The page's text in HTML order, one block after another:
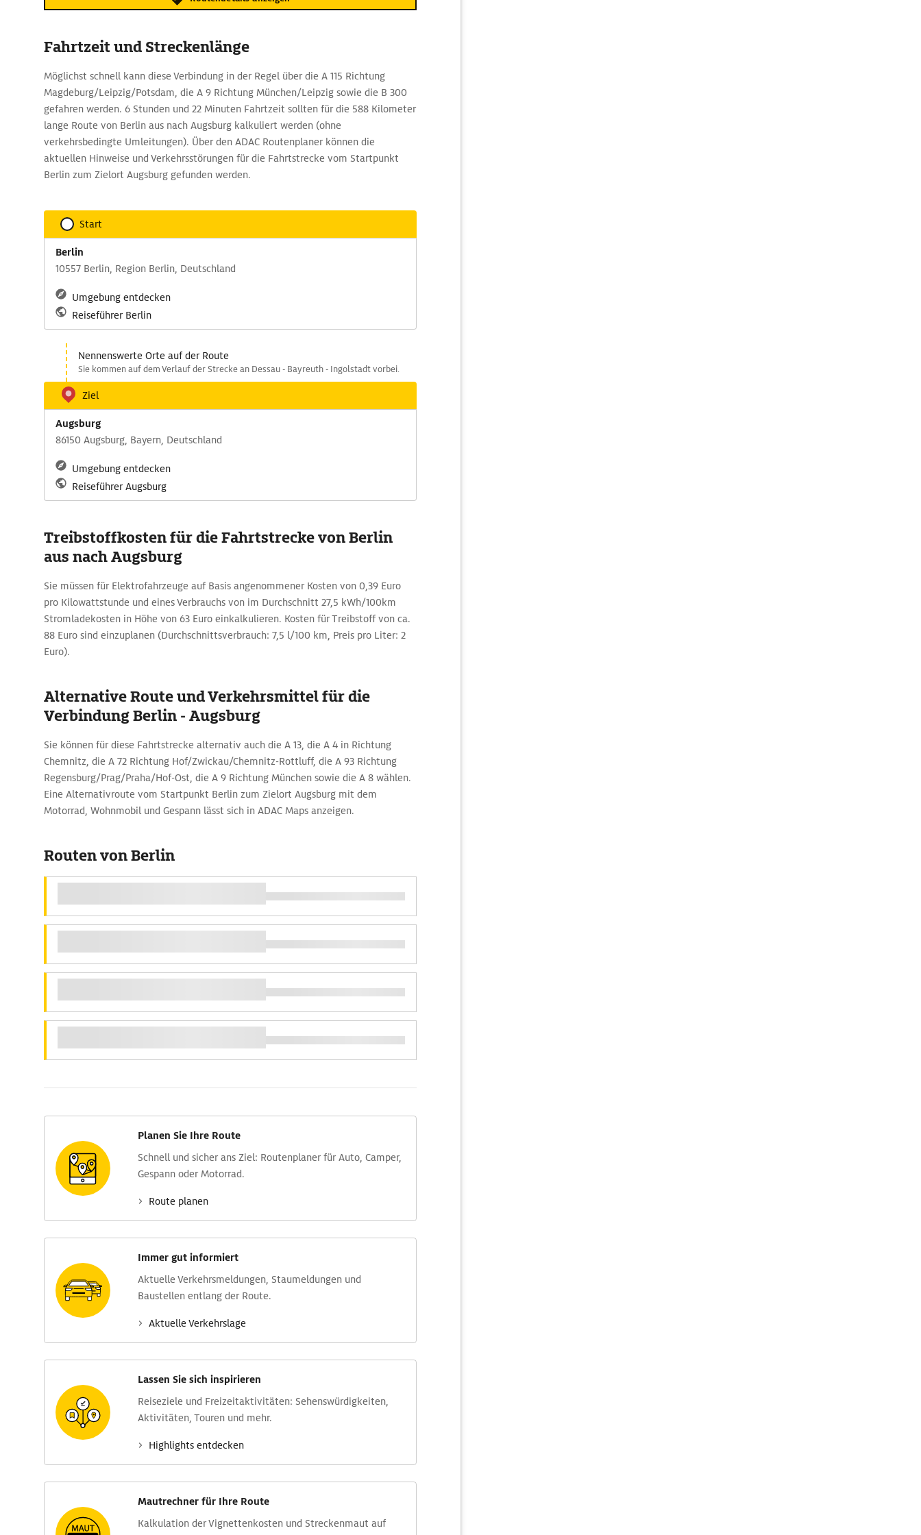
Fahrtzeit und Streckenlänge
Möglichst schnell kann diese Verbindung in der Regel über die A 115 Richtung
Magdeburg/Leipzig/Potsdam, die A 9 Richtung München/Leipzig sowie die B 300
gefahren werden. 6 Stunden und 22 Minuten Fahrtzeit sollten für die 588 Kilometer
lange Route von Berlin aus nach Augsburg kalkuliert werden (ohne
verkehrsbedingte Umleitungen). Über den ADAC Routenplaner können die
aktuellen Hinweise und Verkehrsstörungen für die Fahrtstrecke vom Startpunkt
Berlin zum Zielort Augsburg gefunden werden.
Start
Berlin
10557 Berlin, Region Berlin, Deutschland
Umgebung entdecken
Reiseführer Berlin
Nennenswerte Orte auf der Route
Sie kommen auf dem Verlauf der Strecke an Dessau - Bayreuth - Ingolstadt vorbei.
Ziel
Augsburg
86150 Augsburg, Bayern, Deutschland
Umgebung entdecken
Reiseführer Augsburg
Treibstoffkosten für die Fahrtstrecke von Berlin
aus nach Augsburg
Sie müssen für Elektrofahrzeuge auf Basis angenommener Kosten von 0,39 Euro
pro Kilowattstunde und eines Verbrauchs von im Durchschnitt 27,5 kWh/100km
Stromladekosten in Höhe von 63 Euro einkalkulieren. Kosten für Treibstoff von ca.
88 Euro sind einzuplanen (Durchschnittsverbrauch: 7,5 l/100 km, Preis pro Liter: 2
Euro).
Alternative Route und Verkehrsmittel für die
Verbindung Berlin - Augsburg
Sie können für diese Fahrtstrecke alternativ auch die A 13, die A 4 in Richtung
Chemnitz, die A 72 Richtung Hof/Zwickau/Chemnitz-Rottluff, die A 93 Richtung
Regensburg/Prag/Praha/Hof-Ost, die A 9 Richtung München sowie die A 8 wählen.
Eine Alternativroute vom Startpunkt Berlin zum Zielort Augsburg mit dem
Motorrad, Wohnmobil und Gespann lässt sich in ADAC Maps anzeigen.
Routen von Berlin
Planen Sie Ihre Route
Schnell und sicher ans Ziel: Routen­planer für Auto, Camper,
Gespann oder Motorrad.
Route planen
Immer gut informiert
Aktuelle Verkehrs­meldungen, Stau­meldungen und
Baustellen entlang der Route.
Aktuelle Verkehrs­lage
Lassen Sie sich inspirieren
Reise­ziele und Freizeit­aktivitäten: Sehens­würdig­keiten,
Aktivitäten, Touren und mehr.
Highlights entdecken
Mautrechner für Ihre Route
Kalkulation der Vignettenkosten und Streckenmaut auf